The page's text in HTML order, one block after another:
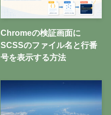
Chromeの検証画面に
SCSSのファイル名と行番
号を表示する方法